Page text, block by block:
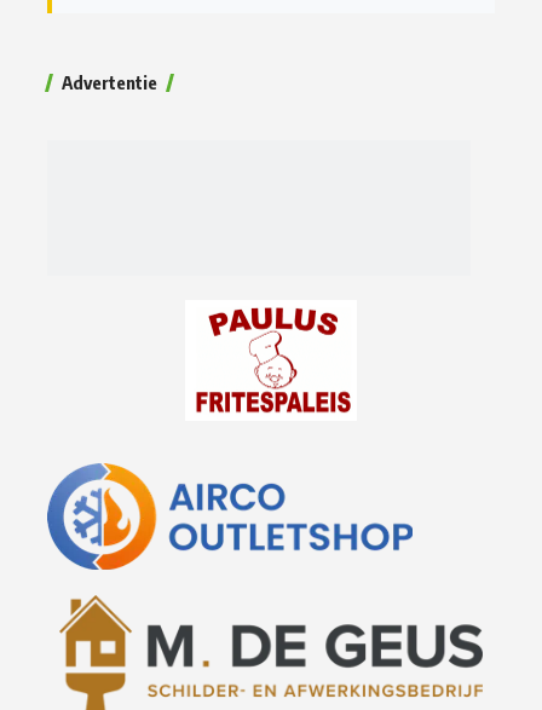
Advertentie